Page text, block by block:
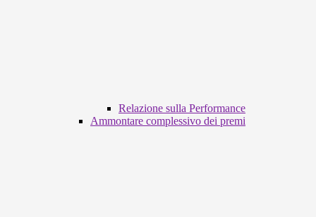
Relazione sulla Performance
Ammontare complessivo dei premi